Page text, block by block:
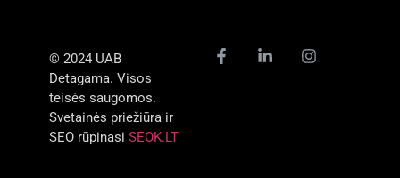
© 2024 UAB
Detagama. Visos
teisės saugomos.
Svetainės priežiūra ir
SEO rūpinasi SEOK.LT